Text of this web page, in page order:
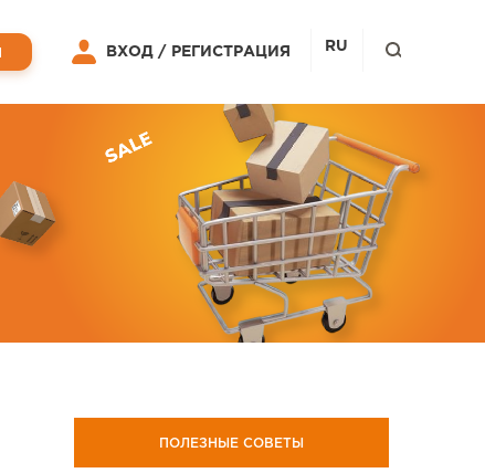
ПОЛЕЗНЫЕ СОВЕТЫ
ВХОД / РЕГИСТРАЦИЯ RU